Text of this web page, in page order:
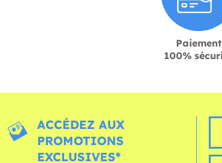
Paiement
100%
ACCÉDEZ AUX
PROMOTIONS
EXCLUSIVES*